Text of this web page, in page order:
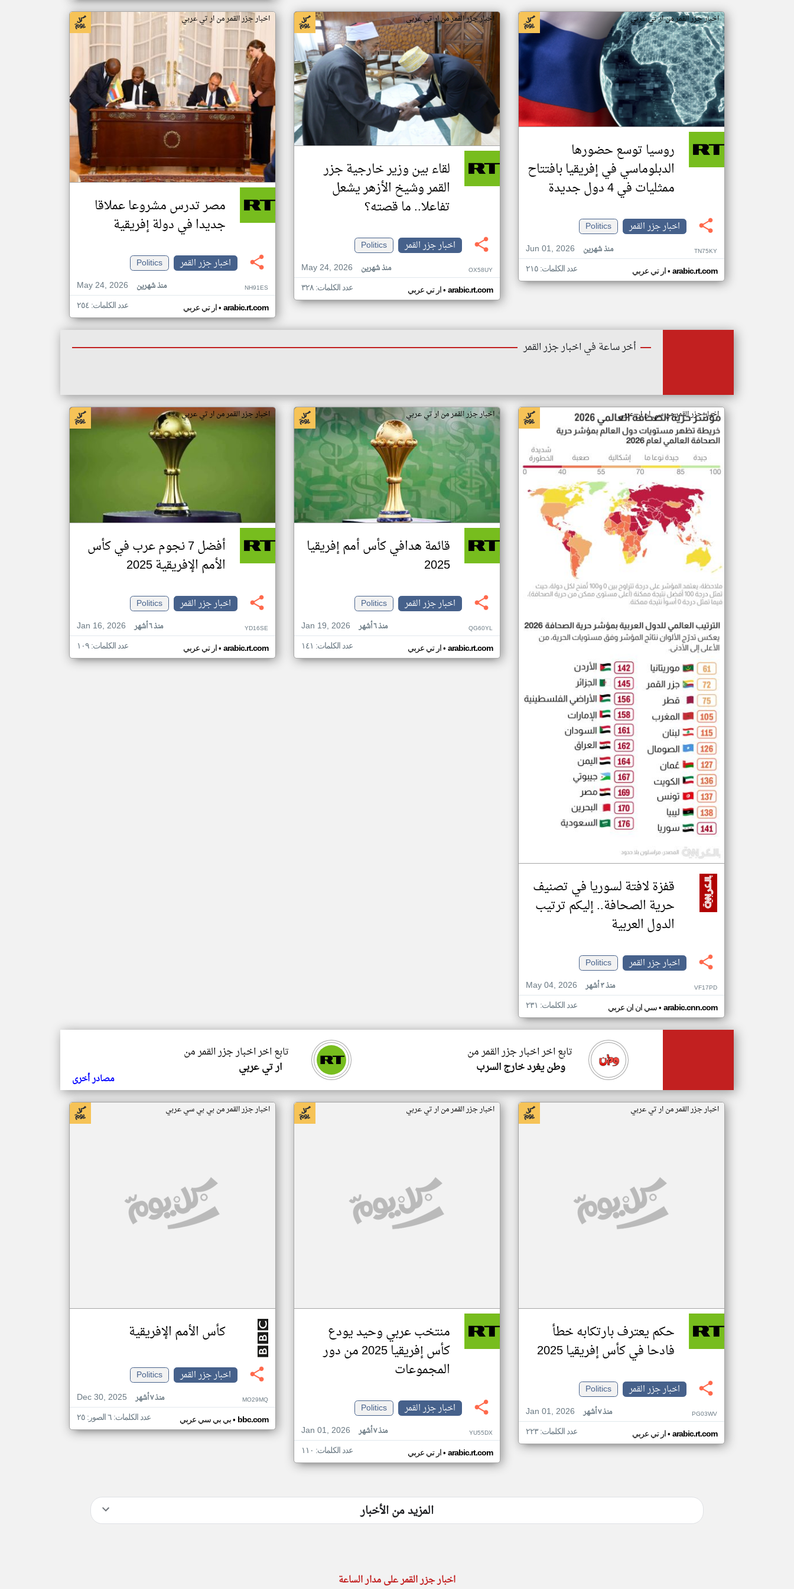
اخبار جزر القمر من ار تي عربي
روسيا توسع حضورها
الدبلوماسي في إفريقيا بافتتاح
ممثليات في 4 دول جديدة
اخبار جزر القمر
Politics
Jun 01, 2026
منذ شهرين TN75KY
ار تي عربي• arabic.rt.com عدد الكلمات: ٢١٥
اخبار جزر القمر من ار تي عربي
لقاء بين وزير خارجية جزر
القمر وشيخ الأزهر يشعل
تفاعلا.. ما قصته؟
اخبار جزر القمر
Politics
May 24, 2026
منذ شهرين OX58UY
ار تي عربي• arabic.rt.com عدد الكلمات: ٣٢٨
اخبار جزر القمر من ار تي عربي
مصر تدرس مشروعا عملاقا
جديدا في دولة إفريقية
اخبار جزر القمر
Politics
May 24, 2026
منذ شهرين NH91ES
ار تي عربي• arabic.rt.com عدد الكلمات: ٢٥٤
أخر ساعة في اخبار جزر القمر
اخبار جزر القمر من سي ان ان عربي
قفزة لافتة لسوريا في تصنيف
حرية الصحافة.. إليكم ترتيب
الدول العربية
اخبار جزر القمر
Politics
May 04, 2026
منذ ٣ أشهر VF17PD
سي ان ان عربي• arabic.cnn.com عدد الكلمات: ٢٣١
اخبار جزر القمر من ار تي عربي
قائمة هدافي كأس أمم إفريقيا
2025
اخبار جزر القمر
Politics
Jan 19, 2026
منذ ٦ أشهر QG60YL
ار تي عربي• arabic.rt.com عدد الكلمات: ١٤١
اخبار جزر القمر من ار تي عربي
أفضل 7 نجوم عرب في كأس
الأمم الإفريقية 2025
اخبار جزر القمر
Politics
Jan 16, 2026
منذ ٦ أشهر YD16SE
ار تي عربي• arabic.rt.com عدد الكلمات: ١٠٩
تابع اخر اخبار جزر القمر من
ار تي عربي
تابع اخر اخبار جزر القمر من
وطن يغرد خارج السرب
مصادر أخرى
اخبار جزر القمر من ار تي عربي
حكم يعترف بارتكابه خطأ
فادحا في كأس إفريقيا 2025
اخبار جزر القمر
Politics
Jan 01, 2026
منذ ٧ أشهر PG03WV
ار تي عربي• arabic.rt.com عدد الكلمات: ٢٢٣
اخبار جزر القمر من ار تي عربي
منتخب عربي وحيد يودع
كأس إفريقيا 2025 من دور
المجموعات
اخبار جزر القمر
Politics
Jan 01, 2026
منذ ٧ أشهر YU55DX
ار تي عربي• arabic.rt.com عدد الكلمات: ١١٠
اخبار جزر القمر من بي بي سي عربي
كأس الأمم الإفريقية
اخبار جزر القمر
Politics
Dec 30, 2025
منذ ٧ أشهر MO29MQ
بي بي سي عربي• bbc.com عدد الكلمات: ٦ الصور: ٢٥
المزيد من الأخبار
اخبار جزر القمر على مدار الساعة